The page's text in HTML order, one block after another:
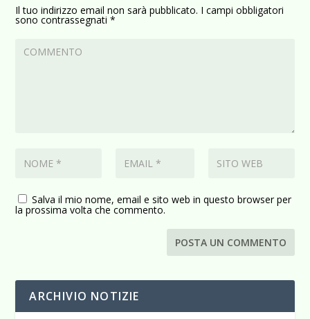
Il tuo indirizzo email non sarà pubblicato. I campi obbligatori
sono contrassegnati*
Salva il mio nome, email e sito web in questo browser per
la prossima volta che commento.
ARCHIVIO NOTIZIE